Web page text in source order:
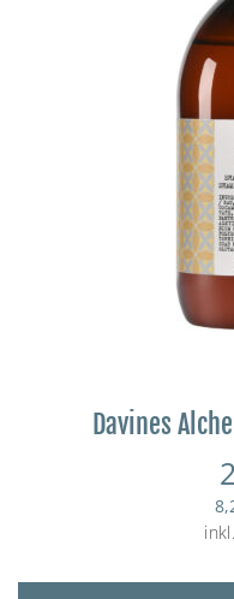
Davines